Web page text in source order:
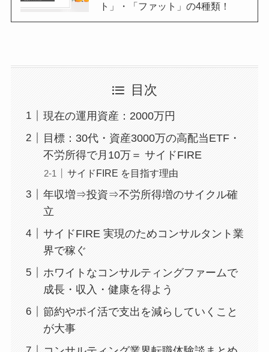
ト」・「ファット」の4種類！
目次
現在の運用資産：2000万円
目標：30代・資産3000万の高配当ETF・
不労所得で月10万＝ サイドFIRE
サイドFIRE を目指す理由
年収増⇒投資⇒不労所得増のサイクル確
立
サイドFIRE 実現のためコンサルタント業
界で稼ぐ
ホワイトなコンサルティングファームで
成長・収入・健康を得よう
節約やポイ活で支出を減らしていくこと
が大事